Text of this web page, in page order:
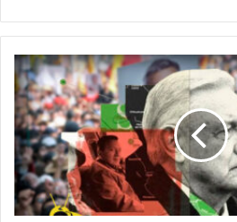
AMLO
Revela:
New
York
Times
Inició
Investigación
En
Su